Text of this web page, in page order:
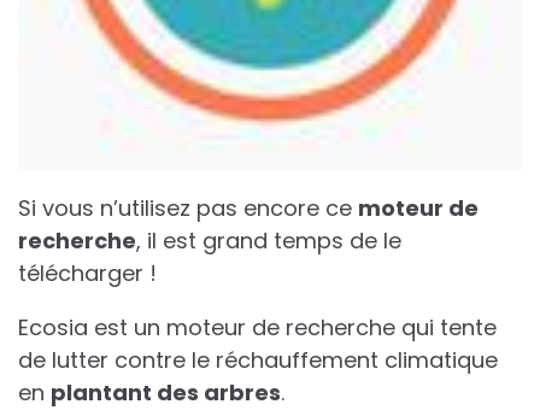
Si vous n’utilisez pas encore ce moteur de
recherche, il est grand temps de le
télécharger !
Ecosia est un moteur de recherche qui tente
de lutter contre le réchauffement climatique
en plantant des arbres.